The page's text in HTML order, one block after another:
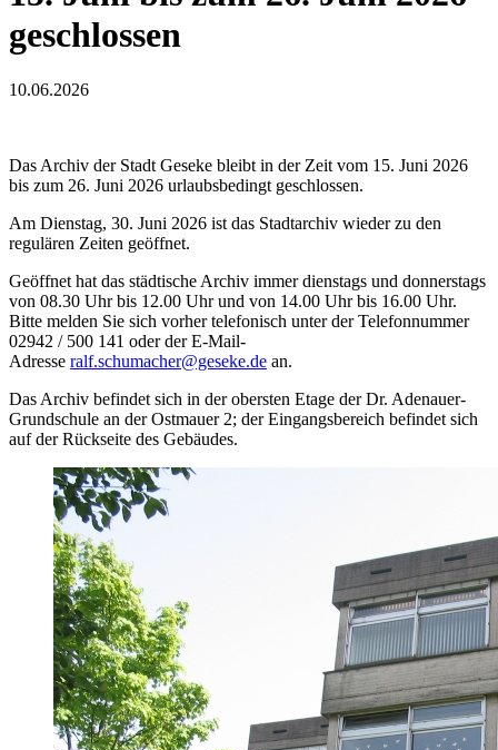
geschlossen
10.06.2026
Das Archiv der Stadt Geseke bleibt in der Zeit vom 15. Juni 2026
bis zum 26. Juni 2026 urlaubsbedingt geschlossen.
Am Dienstag, 30. Juni 2026 ist das Stadtarchiv wieder zu den
regulären Zeiten geöffnet.
Geöffnet hat das städtische Archiv immer dienstags und donnerstags
von 08.30 Uhr bis 12.00 Uhr und von 14.00 Uhr bis 16.00 Uhr.
Bitte melden Sie sich vorher telefonisch unter der Telefonnummer
02942 / 500 141 oder der E-Mail-
Adresse ralf.schumacher@geseke.de an.
Das Archiv befindet sich in der obersten Etage der Dr. Adenauer-
Grundschule an der Ostmauer 2; der Eingangsbereich befindet sich
auf der Rückseite des Gebäudes.